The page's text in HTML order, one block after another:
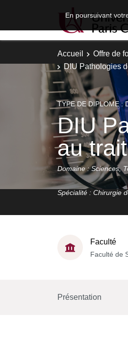
En poursuivant
Accueil Offre de
DIU Pathologies
TYPE DE DIPLOME :
DIU
au
Domaine : Sciences,
Spécialité : Chirurgie
Faculté
Faculté de
Présentation